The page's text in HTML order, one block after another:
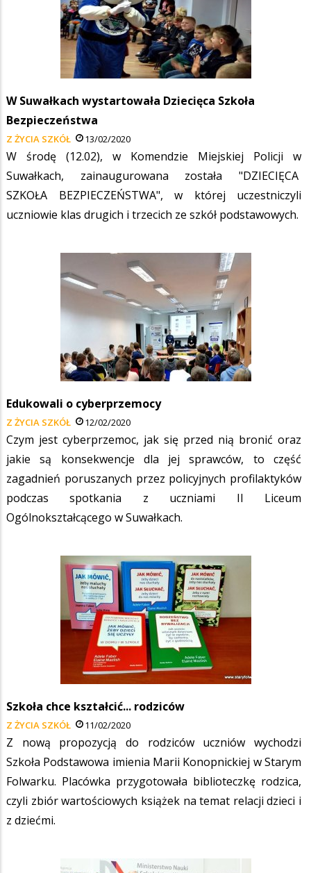
W Suwałkach wystartowała Dziecięca Szkoła
Bezpieczeństwa
Z ŻYCIA SZKÓŁ 13/02/2020
W środę (12.02), w Komendzie Miejskiej Policji w
Suwałkach, zainaugurowana została "DZIECIĘCA
SZKOŁA BEZPIECZEŃSTWA", w której uczestniczyli
uczniowie klas drugich i trzecich ze szkół podstawowych.
Edukowali o cyberprzemocy
Z ŻYCIA SZKÓŁ 12/02/2020
Czym jest cyberprzemoc, jak się przed nią bronić oraz
jakie są konsekwencje dla jej sprawców, to część
zagadnień poruszanych przez policyjnych profilaktyków
podczas spotkania z uczniami II Liceum
Ogólnokształcącego w Suwałkach.
Szkoła chce kształcić... rodziców
Z ŻYCIA SZKÓŁ 11/02/2020
Z nową propozycją do rodziców uczniów wychodzi
Szkoła Podstawowa imienia Marii Konopnickiej w Starym
Folwarku. Placówka przygotowała biblioteczkę rodzica,
czyli zbiór wartościowych książek na temat relacji dzieci i
z dziećmi.